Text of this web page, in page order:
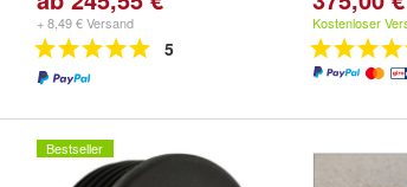
+ 8,49 € Versand
5
Kostenloser
Bestseller